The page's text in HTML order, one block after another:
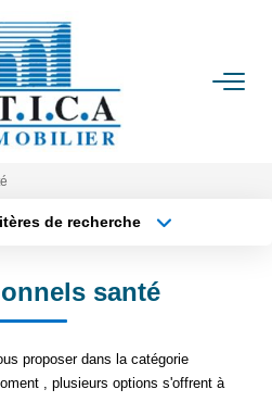
de recherche
Plus de critères
santé
proposer dans la catégorie
, plusieurs options s'offrent à